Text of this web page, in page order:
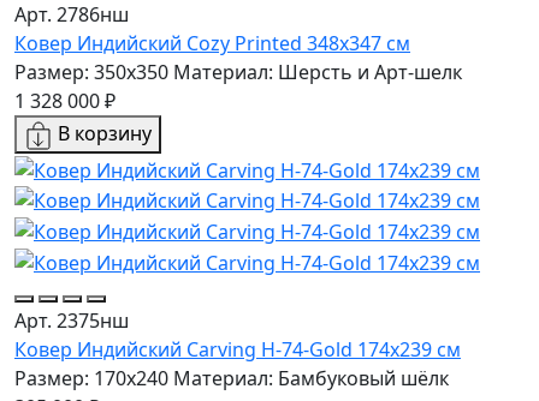
Арт. 2786нш
Ковер Индийский Cozy Printed 348x347 см
Размер: 350x350 Материал: Шерсть и Арт-шелк
1 328 000 ₽
В корзину
Арт. 2375нш
Ковер Индийский Carving H-74-Gold 174x239 см
Размер: 170x240 Материал: Бамбуковый шёлк